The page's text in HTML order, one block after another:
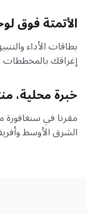
الأتمتة فوق
بطاقات الأداء
إغراقك بالمخططات
خبرة محلية،
مقرنا في
الشرق الأوسط